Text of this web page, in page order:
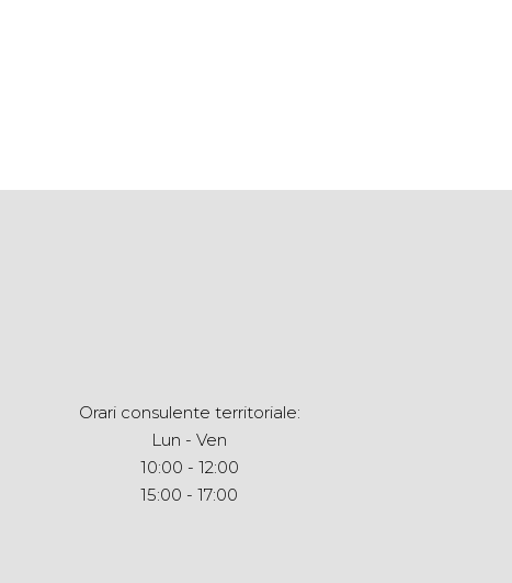
Orari consulente territoriale:
Lun - Ven
10:00 - 12:00
15:00 - 17:00